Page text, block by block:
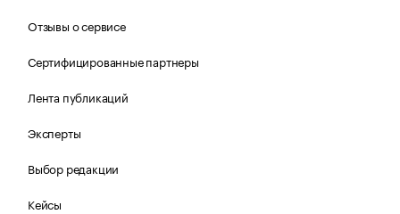
Отзывы о сервисе
Сертифицированные партнеры
Лента публикаций
Эксперты
Выбор редакции
Кейсы